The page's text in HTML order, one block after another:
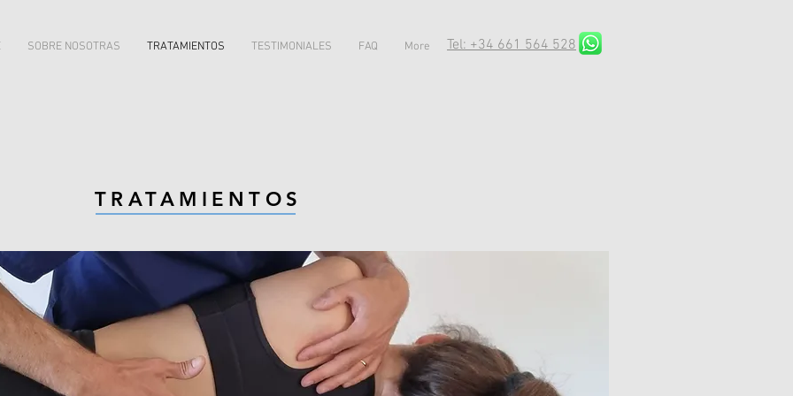
SOBRE NOSOTRAS TRATAMIENTOS TESTIMONIALES FAQ More Tel: +34 661 564 528
TRATAMIENTOS